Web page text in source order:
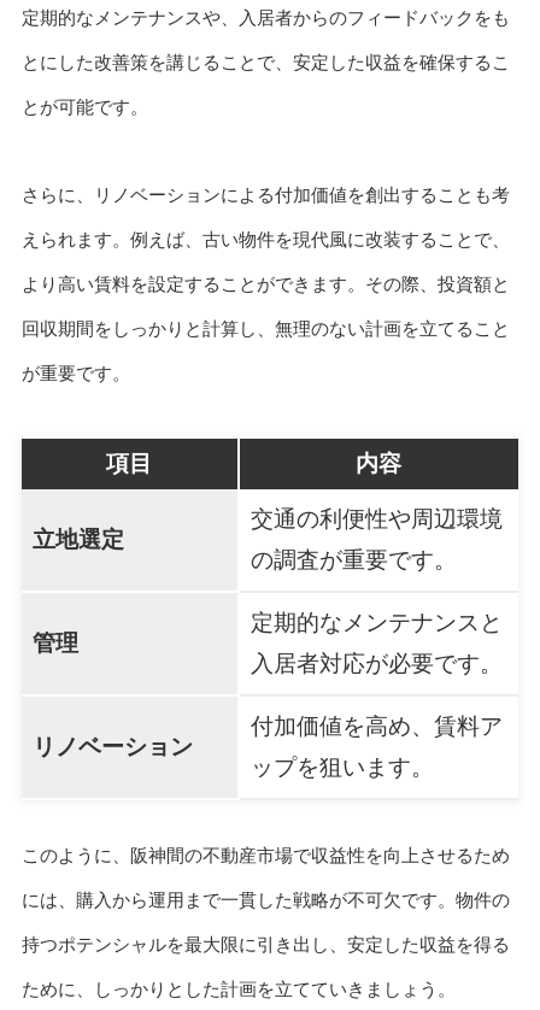
定期的なメンテナンスや、入居者からのフィードバックをも
とにした改善策を講じることで、安定した収益を確保するこ
とが可能です。
さらに、リノベーションによる付加価値を創出することも考
えられます。例えば、古い物件を現代風に改装することで、
より高い賃料を設定することができます。その際、投資額と
回収期間をしっかりと計算し、無理のない計画を立てること
が重要です。
項目 内容
立地選定
交通の利便性や周辺環境
の調査が重要です。
管理
定期的なメンテナンスと
入居者対応が必要です。
リノベーション
付加価値を高め、賃料ア
ップを狙います。
このように、阪神間の不動産市場で収益性を向上させるため
には、購入から運用まで一貫した戦略が不可欠です。物件の
持つポテンシャルを最大限に引き出し、安定した収益を得る
ために、しっかりとした計画を立てていきましょう。